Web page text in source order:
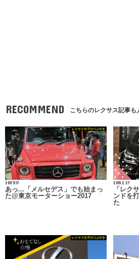
RECOMMEND こちらのレクサス記事も
レクサス女子のつぶやき
2017.11.17
あっ...「メルセデス」でも始まっ
た@東京モーターショー2017
2018.2.27
「レク
ンドを
た
レクサス女子のつぶやき